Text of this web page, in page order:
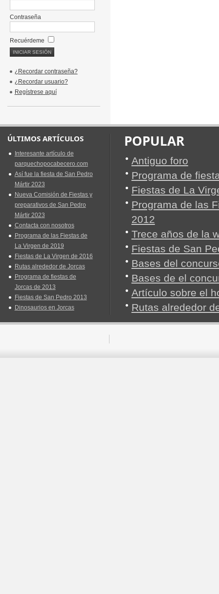
Contraseña
Recuérdeme
¿Recordar contraseña?
¿Recordar usuario?
Regístrese aquí
ÚLTIMOS ARTÍCULOS
Interesante artículo de
parquechopocabecero.com
Así fue la fiesta de San Pedro
Mártir 2023
Nueva Comisión de Fiestas y
preparativos de San Pedro
Mártir 2023
Contacta con nosotros
Programa de las Fiestas de
La Virgen de 2019
Fiestas de La Virgen de 2016
Rutas alrededor de Jorcas
Programa de fiestas de
Jorcas de 2013
Fiestas de San Pedro 2013
Dinosaurios en Jorcas
POPULAR
Antiguo foro
Programa de
Fiestas de La
Programa de las
2012
Trece años de la
Fiestas de San
Bases del
Bases de el
Artículo sobre el
Rutas alrededor